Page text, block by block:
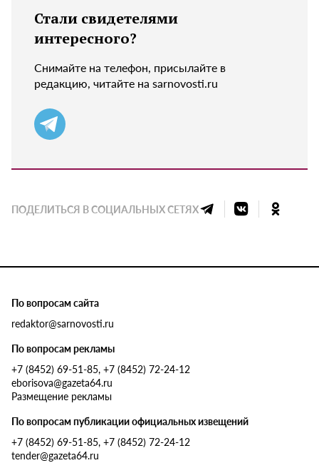
Стали свидетелями
интересного?
Снимайте на телефон, присылайте в
редакцию, читайте на sarnovosti.ru
ПОДЕЛИТЬСЯ В СОЦИАЛЬНЫХ СЕТЯХ
По вопросам сайта
redaktor@sarnovosti.ru
По вопросам рекламы
+7 (8452) 69-51-85, +7 (8452) 72-24-12
eborisova@gazeta64.ru
Размещение рекламы
По вопросам публикации официальных извещений
+7 (8452) 69-51-85, +7 (8452) 72-24-12
tender@gazeta64.ru